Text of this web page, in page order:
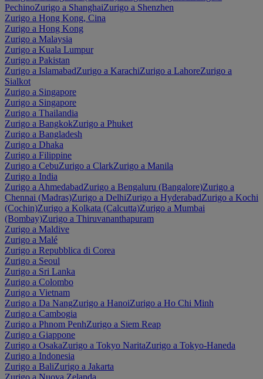
PechinoZurigo a ShanghaiZurigo a Shenzhen
Zurigo a Hong Kong, Cina
Zurigo a Hong Kong
Zurigo a Malaysia
Zurigo a Kuala Lumpur
Zurigo a Pakistan
Zurigo a IslamabadZurigo a KarachiZurigo a LahoreZurigo a
Sialkot
Zurigo a Singapore
Zurigo a Singapore
Zurigo a Thailandia
Zurigo a BangkokZurigo a Phuket
Zurigo a Bangladesh
Zurigo a Dhaka
Zurigo a Filippine
Zurigo a CebuZurigo a ClarkZurigo a Manila
Zurigo a India
Zurigo a AhmedabadZurigo a Bengaluru (Bangalore)Zurigo a
Chennai (Madras)Zurigo a DelhiZurigo a HyderabadZurigo a Kochi
(Cochin)Zurigo a Kolkata (Calcutta)Zurigo a Mumbai
(Bombay)Zurigo a Thiruvananthapuram
Zurigo a Maldive
Zurigo a Malé
Zurigo a Repubblica di Corea
Zurigo a Seoul
Zurigo a Sri Lanka
Zurigo a Colombo
Zurigo a Vietnam
Zurigo a Da NangZurigo a HanoiZurigo a Ho Chi Minh
Zurigo a Cambogia
Zurigo a Phnom PenhZurigo a Siem Reap
Zurigo a Giappone
Zurigo a OsakaZurigo a Tokyo NaritaZurigo a Tokyo-Haneda
Zurigo a Indonesia
Zurigo a BaliZurigo a Jakarta